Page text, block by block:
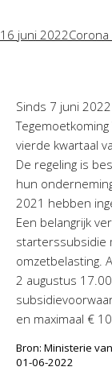
16 juni 2022
Sinds 7 juni
vierde kwartaal
De regeling is
hun
2021 hebben
Een belangrijk
starterssubsidie
omzetbelasting.
2 augustus
en maximaal €
Bron: Ministerie
01-06-2022